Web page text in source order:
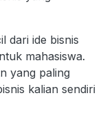
dari ide bisnis
mahasiswa.
yang paling
kalian sendiri